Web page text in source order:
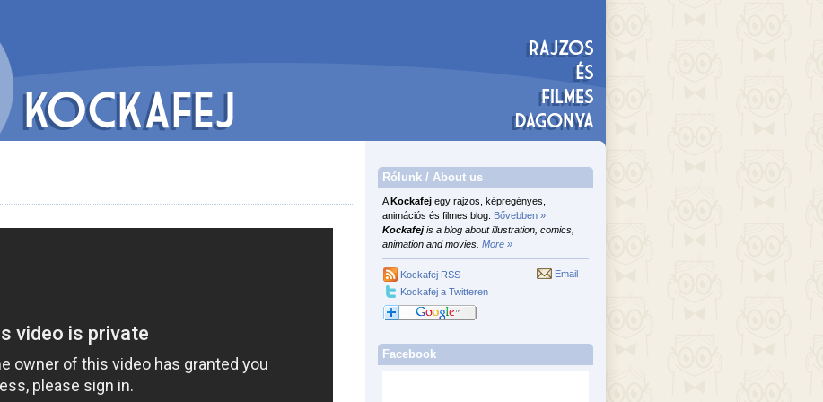
Rólunk / About us
AKockafej egy rajzos, képregényes,
animációs és filmes blog. Bővebben »
Kockafejis a blog about illustration, comics,
animation and movies. More »
Kockafej RSS
Kockafej a Twitteren
Email
Facebook